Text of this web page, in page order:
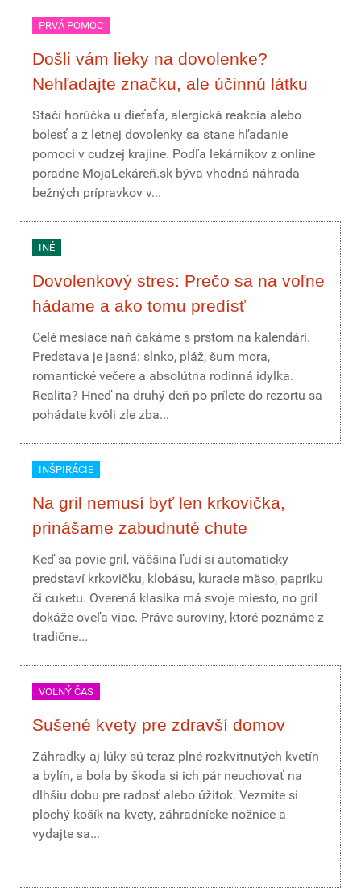
PRVÁ POMOC
Došli vám lieky na dovolenke?
Nehľadajte značku, ale účinnú látku
Stačí horúčka u dieťaťa, alergická reakcia alebo
bolesť a z letnej dovolenky sa stane hľadanie
pomoci v cudzej krajine. Podľa lekárnikov z online
poradne MojaLekáreň.sk býva vhodná náhrada
bežných prípravkov v...
INÉ
Dovolenkový stres: Prečo sa na voľne
hádame a ako tomu predísť
Celé mesiace naň čakáme s prstom na kalendári.
Predstava je jasná: slnko, pláž, šum mora,
romantické večere a absolútna rodinná idylka.
Realita? Hneď na druhý deň po prílete do rezortu sa
pohádate kvôli zle zba...
INŠPIRÁCIE
Na gril nemusí byť len krkovička,
prinášame zabudnuté chute
Keď sa povie gril, väčšina ľudí si automaticky
predstaví krkovičku, klobásu, kuracie mäso, papriku
či cuketu. Overená klasika má svoje miesto, no gril
dokáže oveľa viac. Práve suroviny, ktoré poznáme z
tradične...
VOĽNÝ ČAS
Sušené kvety pre zdravší domov
Záhradky aj lúky sú teraz plné rozkvitnutých kvetín
a bylín, a bola by škoda si ich pár neuchovať na
dlhšiu dobu pre radosť alebo úžitok. Vezmite si
plochý košík na kvety, záhradnícke nožnice a
vydajte sa...